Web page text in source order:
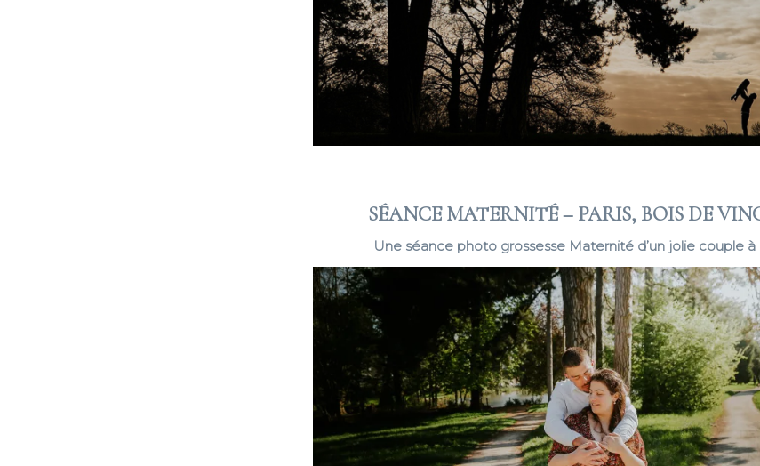
SÉANCE MATERNITÉ – PARIS, BOIS DE
Une séance photo grossesse Maternité d’un jolie couple